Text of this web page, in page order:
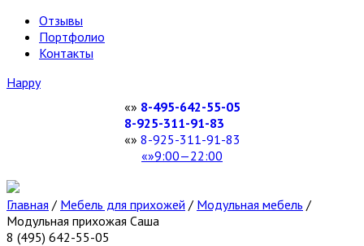
Отзывы
Портфолио
Контакты
Happy
8-495-642-55-05
8-925-311-91-83
8-925-311-91-83
9:00—22:00
Главная / Мебель для прихожей / Модульная мебель /
Модульная прихожая Саша
8 (495) 642-55-05